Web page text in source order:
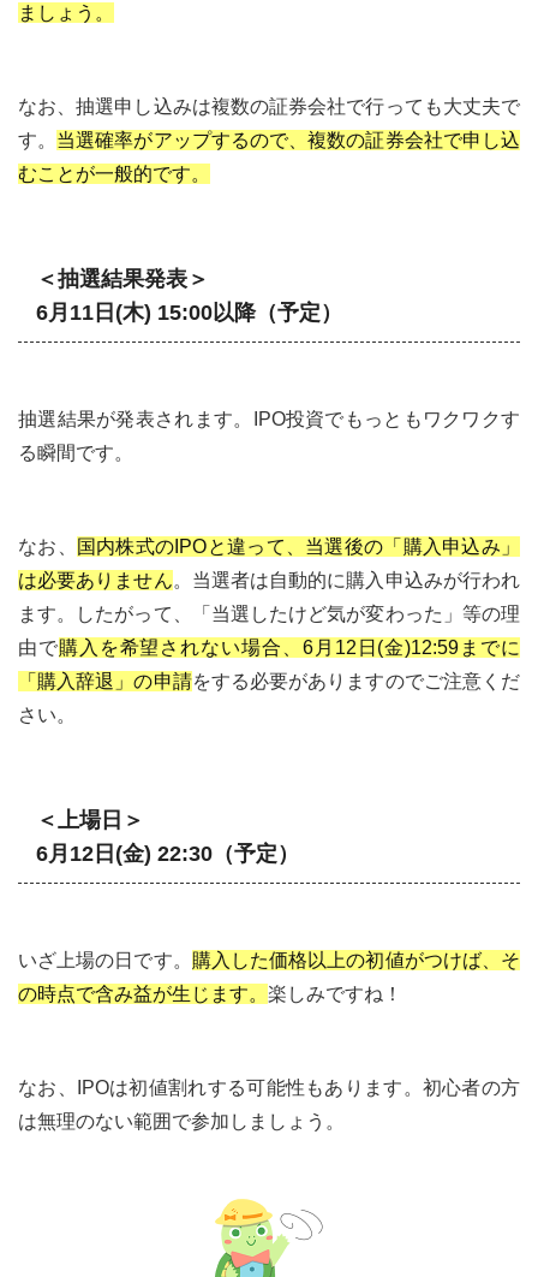
ましょう。
なお、抽選申し込みは複数の証券会社で行っても大丈夫で
す。 当選確率がアップするので、複数の証券会社で申し込
むことが一般的です。
＜抽選結果発表＞
6月11日(木) 15:00以降（予定）
抽選結果が発表されます。IPO投資でもっともワクワクす
る瞬間です。
なお、
国内株式のIPOと違って、当選後の「購入申込み」
は必要ありません。当選者は自動的に購入申込みが行われ
ます。したがって、「当選したけど気が変わった」等の理
由で購入を希望されない場合、6月12日(金)12:59までに
「購入辞退」の申請をする必要がありますのでご注意くだ
さい。
＜上場日＞
6月12日(金) 22:30（予定）
いざ上場の日です。 購入した価格以上の初値がつけば、そ
の時点で含み益が生じます。 楽しみですね！
なお、IPOは初値割れする可能性もあります。初心者の方
は無理のない範囲で参加しましょう。